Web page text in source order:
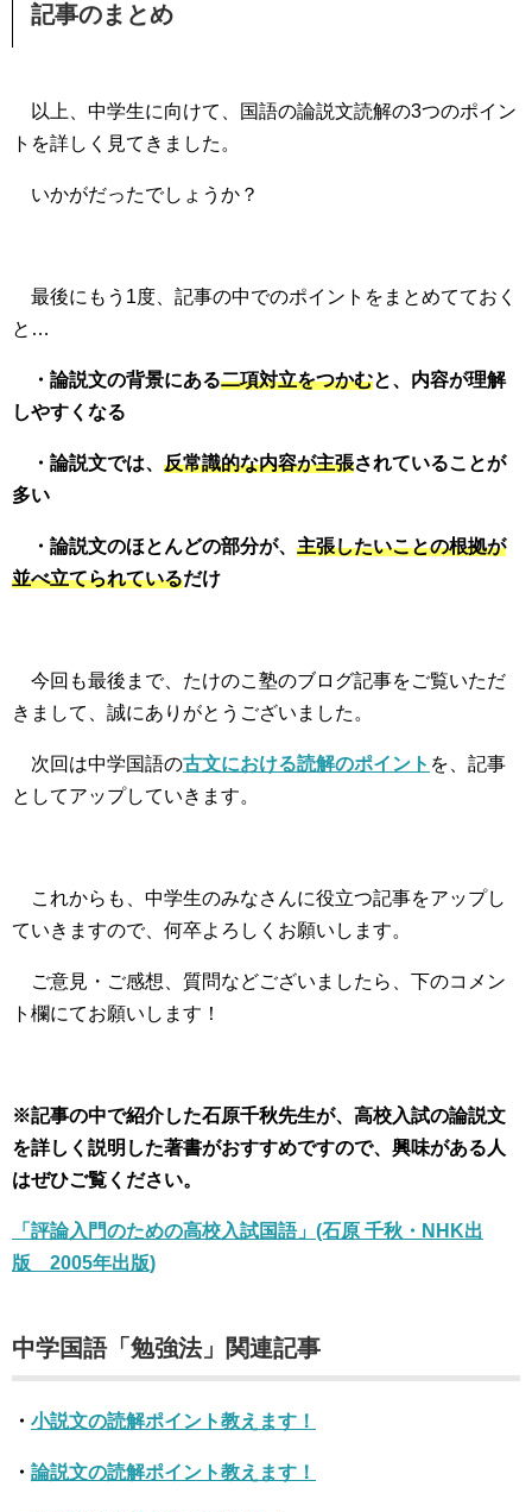
記事のまとめ
以上、中学生に向けて、国語の論説文読解の3つのポイン
トを詳しく見てきました。
いかがだったでしょうか？
最後にもう1度、記事の中でのポイントをまとめてておく
と…
・論説文の背景にある二項対立をつかむと、内容が理解
しやすくなる
・論説文では、 反常識的な内容が主張されていることが
多い
・論説文のほとんどの部分が、 主張したいことの根拠が
並べ立てられているだけ
今回も最後まで、たけのこ塾のブログ記事をご覧いただ
きまして、誠にありがとうございました。
次回は中学国語の古文における読解のポイント を、記事
としてアップしていきます。
これからも、中学生のみなさんに役立つ記事をアップし
ていきますので、何卒よろしくお願いします。
ご意見・ご感想、質問などございましたら、下のコメン
ト欄にてお願いします！
※記事の中で紹介した石原千秋先生が、高校入試の論説文
を詳しく説明した著書がおすすめですので、興味がある人
はぜひご覧ください。
「評論入門のための高校入試国語」(石原 千秋・NHK出
版 2005年出版)
中学国語「勉強法」関連記事
・ 小説文の読解ポイント教えます！
・ 論説文の読解ポイント教えます！